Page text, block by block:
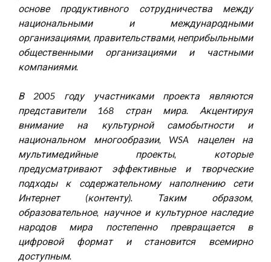
основе продуктивного сотрудничества между
национальными и международными
организациями, правительствами, неприбыльными
общественными организациями и частными
компаниями.
В 2005 году участниками проекта являются
представители 168 стран мира. Акцентируя
внимание на культурной самобытности и
национальном многообразии, WSA нацелен на
мультимедийные проекты, которые
предусматривают эффективные и творческие
подходы к содержательному наполнению сети
Интернет (контенту). Таким образом,
образовательное, научное и культурное наследие
народов мира постепенно превращается в
цифровой формат и становится всемирно
доступным.